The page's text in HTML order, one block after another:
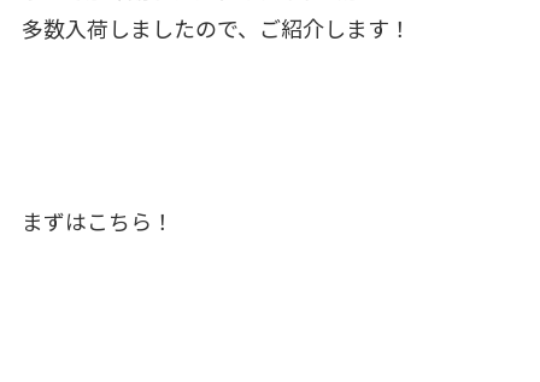
多数入荷しましたので、ご紹介します！
まずはこちら！